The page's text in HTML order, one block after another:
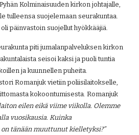
Kolminaisuuden kirkon johtajalle,
tulleensa suojelemaan seurakuntaa.
päinvastoin suojellut hyökkääjiä.
piti jumalanpalveluksen kirkon
seisoi kaksi ja puoli tuntia
ja kuunnellen puheita.
Romanjuk vietiin poliisilaitokselle,
kokoontumisesta. Romanjuk
eilen eikä viime viikolla. Olemme
vuosikausia. Kuinka
tänään muuttunut kielletyksi?”